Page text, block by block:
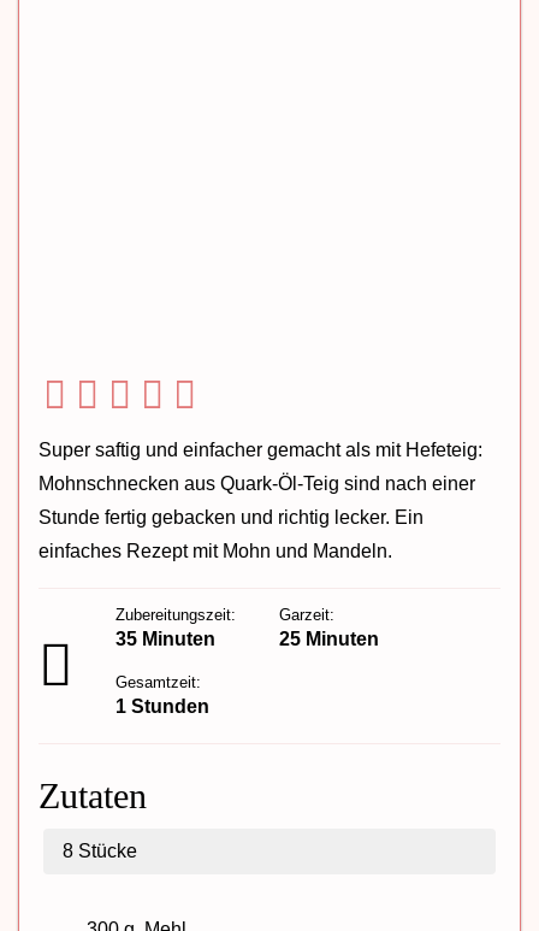
Super saftig und einfacher gemacht als mit Hefeteig:
Mohnschnecken aus Quark-Öl-Teig sind nach einer
Stunde fertig gebacken und richtig lecker. Ein
einfaches Rezept mit Mohn und Mandeln.
Zubereitungszeit:
35 Minuten
Garzeit:
25 Minuten
Gesamtzeit:
1 Stunden
Zutaten
8 Stücke